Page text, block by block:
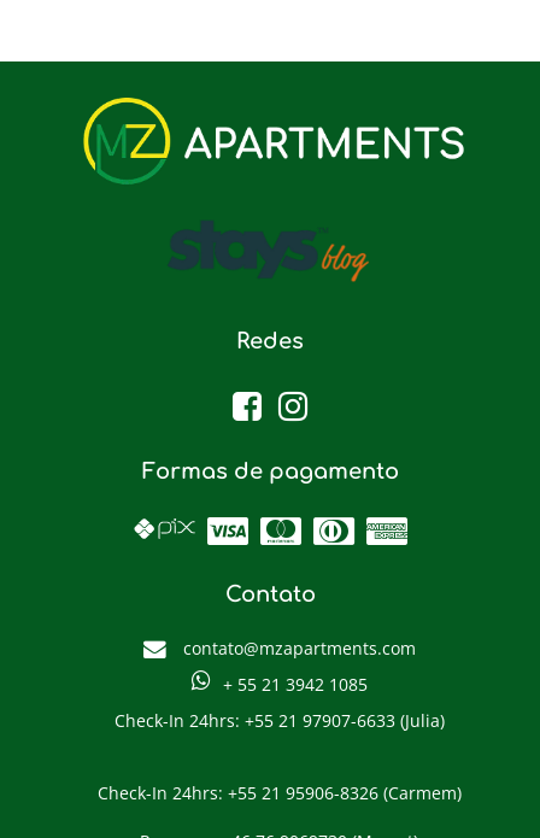
Redes
Formas de pagamento
Contato
contato@mzapartments.com
+ 55 21 3942 1085
Check-In 24hrs: +55 21 97907-6633 (Julia)
Check-In 24hrs: +55 21 95906-8326 (Carmem)